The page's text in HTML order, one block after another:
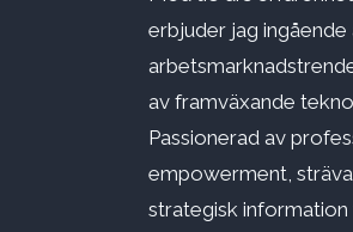
erbjuder jag ingående
av framväxande
Passionerad av
empowerment,
strategisk